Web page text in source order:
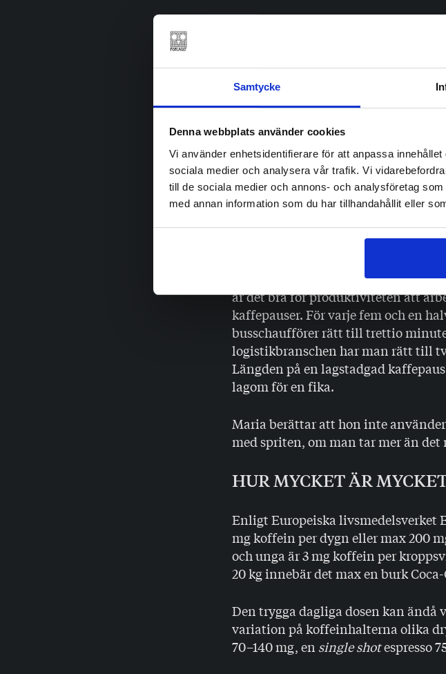
Samtycke
Denna webbplats använder cookies
Vi använder enhetsidentifierare för att anpassa
sociala medier och analysera vår trafik. Vi
till de sociala medier och annons- och analysföretag
med annan information som du har tillhandahållit eller
huvudvärk om jag inte får en kopp
jättesvårt då det finns kaffe
Vilka effekter har för mycket koffein
”Ångesten ökar osv”, svarar Maria.
Koffein som dricks upptas till fullo i
Koffeinhaltenpeakari kroppen
Eftersom det inte alltid är möjligt
är det bra för produktiviteten att
kaffepauser. För varje fem och en
busschaufförer rätt till trettio
logistikbranschen har man rätt till
Längden på en lagstadgad
lagom för en fika.
Maria berättar att hon inte
med spriten, om man tar mer än
HUR MYCKET ÄR
Enligt Europeiska livsmedelsverket
mg koffein per dygn eller max 200
och unga är 3 mg koffein per
20 kg innebär det max en burk
Den trygga dagliga dosen kan ändå
variation på koffeinhalterna olika
70–140 mg, en single shotespresso